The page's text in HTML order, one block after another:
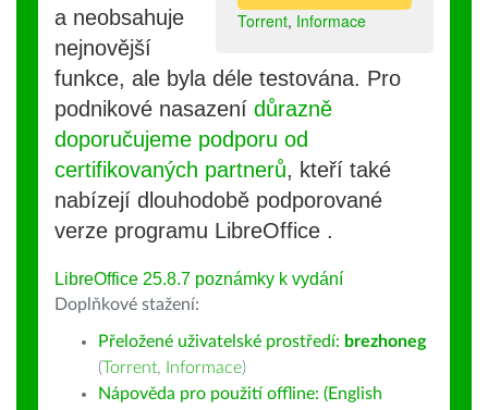
Torrent, Informace
a neobsahuje
nejnovější
funkce, ale byla déle testována. Pro
podnikové nasazení důrazně
doporučujeme podporu od
certifikovaných partnerů, kteří také
nabízejí dlouhodobě podporované
verze programu LibreOffice .
LibreOffice 25.8.7 poznámky k vydání
Doplňkové stažení:
Přeložené uživatelské prostředí: brezhoneg
(Torrent, Informace)
Nápověda pro použití offline: (English